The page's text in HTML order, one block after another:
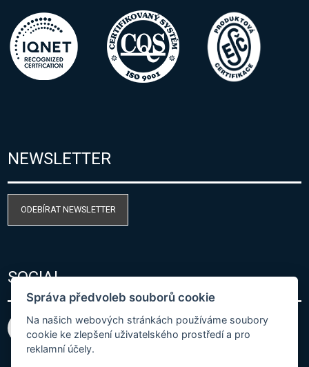
NEWSLETTER
ODEBÍRAT NEWSLETTER
SOCIAL
Správa předvoleb souborů cookie
Na našich webových stránkách používáme soubory
cookie ke zlepšení uživatelského prostředí a pro
reklamní účely.